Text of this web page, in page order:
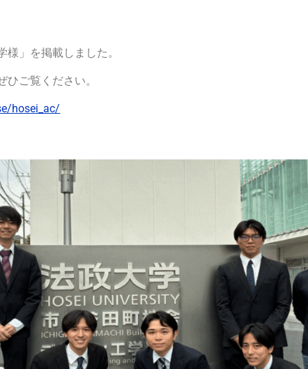
」を掲載しました。
ご覧ください。
hosei_ac/